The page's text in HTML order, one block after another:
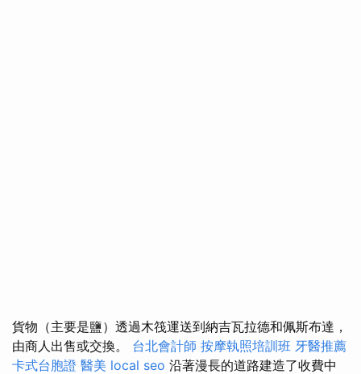
貨物（主要是鹽）透過木筏運送到納吉瓦拉德和佩斯布達，
由商人出售或交換。 台北會計師 按摩執照培訓班 牙醫推薦
卡式台胞證 醫美 local seo 沿著漫長的道路建造了收費中